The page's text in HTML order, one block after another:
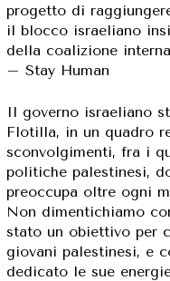
progetto di
il blocco israeliano
della coalizione
– Stay Human
Il governo israeliano
Flotilla, in un quadro
sconvolgimenti, fra i
politiche palestinesi,
preoccupa oltre ogni
Non dimentichiamo
stato un obiettivo per
giovani palestinesi, e
dedicato le sue